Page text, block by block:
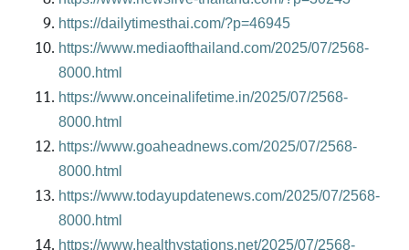
https://dailytimesthai.com/?p=46945
https://www.mediaofthailand.com/2025/07/2568-
8000.html
https://www.onceinalifetime.in/2025/07/2568-
8000.html
https://www.goaheadnews.com/2025/07/2568-
8000.html
https://www.todayupdatenews.com/2025/07/2568-
8000.html
https://www.healthystations.net/2025/07/2568-